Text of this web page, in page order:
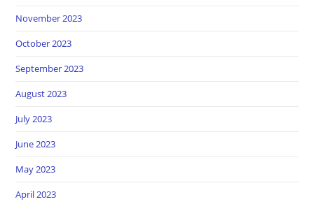
November 2023
October 2023
September 2023
August 2023
July 2023
June 2023
May 2023
April 2023